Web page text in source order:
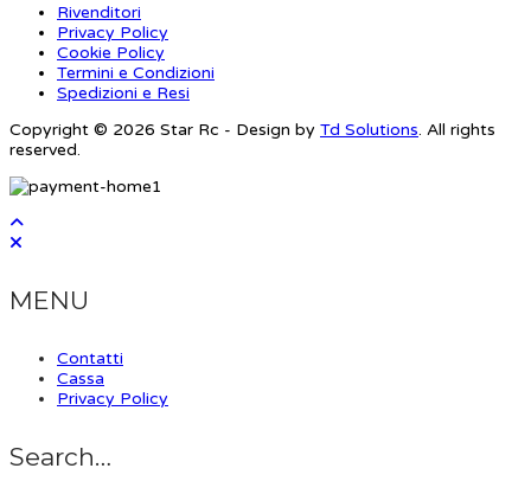
Rivenditori
Privacy Policy
Cookie Policy
Termini e Condizioni
Spedizioni e Resi
Copyright © 2026 Star Rc - Design by Td Solutions. All rights
reserved.
MENU
Contatti
Cassa
Privacy Policy
Search…